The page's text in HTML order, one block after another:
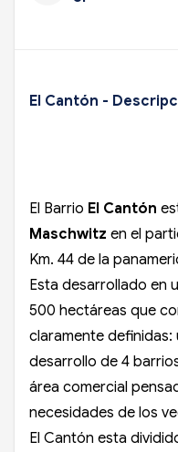
El Cantón -
El Barrio El Cantón
Maschwitz en el
Km. 44 de la
Esta desarrollado en
500 hectáreas que
claramente definidas:
desarrollo de 4
área comercial
necesidades de los
El Cantón esta